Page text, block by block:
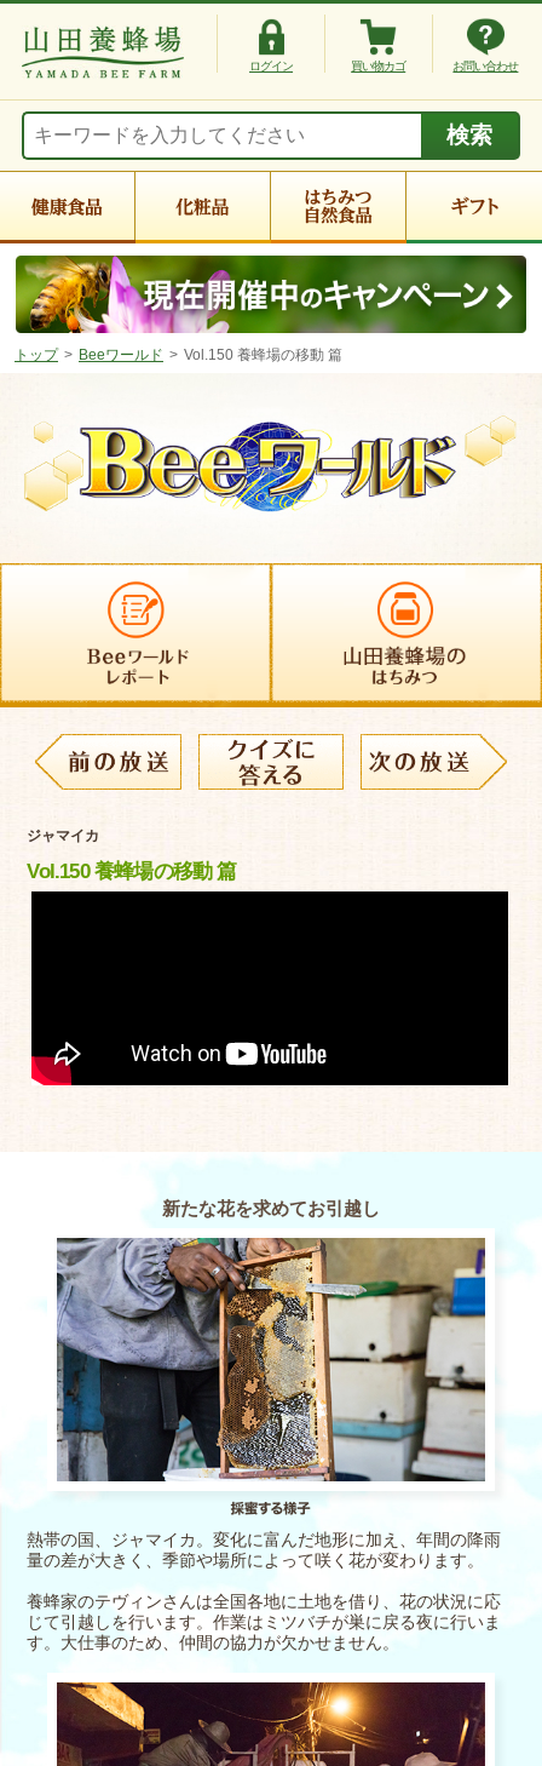
ログイン 買い物カゴ お問い合わせ
トップ Beeワールド Vol.150 養蜂場の移動 篇
ジャマイカ
Vol.150 養蜂場の移動 篇
新たな花を求めてお引越し
熱帯の国、ジャマイカ。変化に富んだ地形に加え、年間の降雨
量の差が大きく、季節や場所によって咲く花が変わります。
養蜂家のテヴィンさんは全国各地に土地を借り、花の状況に応
じて引越しを行います。作業はミツバチが巣に戻る夜に行いま
す。大仕事のため、仲間の協力が欠かせません。